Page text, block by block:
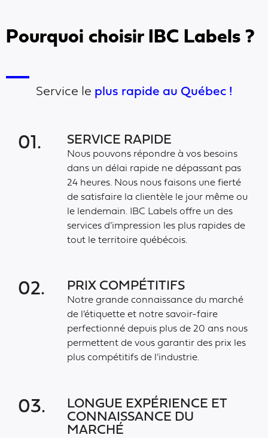
Pourquoi choisir IBC Labels ?
Service le plus rapide au Québec !
01. SERVICE RAPIDE
Nous pouvons répondre à vos besoins
dans un délai rapide ne dépassant pas
24 heures. Nous nous faisons une fierté
de satisfaire la clientèle le jour même ou
le lendemain. IBC Labels offre un des
services d’impression les plus rapides de
tout le territoire québécois.
02. PRIX COMPÉTITIFS
Notre grande connaissance du marché
de l’étiquette et notre savoir-faire
perfectionné depuis plus de 20 ans nous
permettent de vous garantir des prix les
plus compétitifs de l’industrie.
03.
LONGUE EXPÉRIENCE ET
CONNAISSANCE DU
MARCHÉ